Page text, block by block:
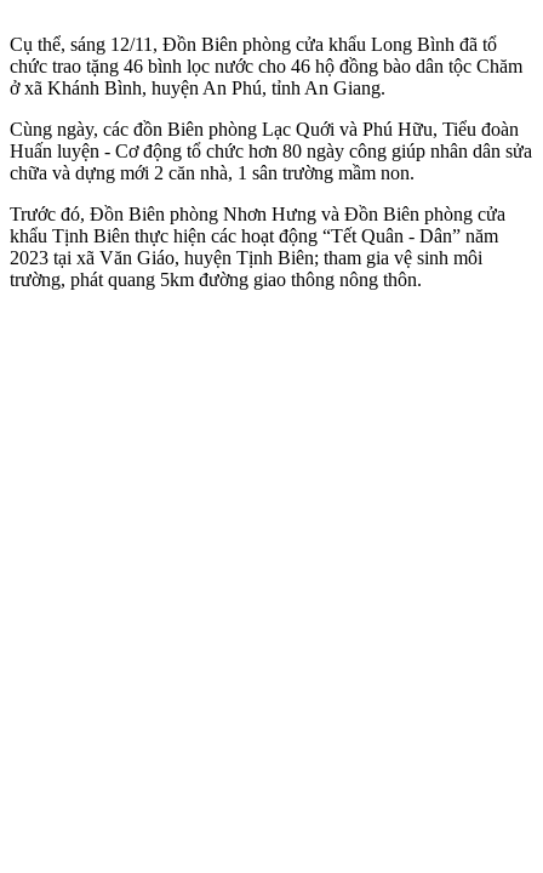
Cụ thể, sáng 12/11, Đồn Biên phòng cửa khẩu Long Bình đã tổ
chức trao tặng 46 bình lọc nước cho 46 hộ đồng bào dân tộc Chăm
ở xã Khánh Bình, huyện An Phú, tỉnh An Giang.
Cùng ngày, các đồn Biên phòng Lạc Quới và Phú Hữu, Tiểu đoàn
Huấn luyện - Cơ động tổ chức hơn 80 ngày công giúp nhân dân sửa
chữa và dựng mới 2 căn nhà, 1 sân trường mầm non.
Trước đó, Đồn Biên phòng Nhơn Hưng và Đồn Biên phòng cửa
khẩu Tịnh Biên thực hiện các hoạt động “Tết Quân - Dân” năm
2023 tại xã Văn Giáo, huyện Tịnh Biên; tham gia vệ sinh môi
trường, phát quang 5km đường giao thông nông thôn.